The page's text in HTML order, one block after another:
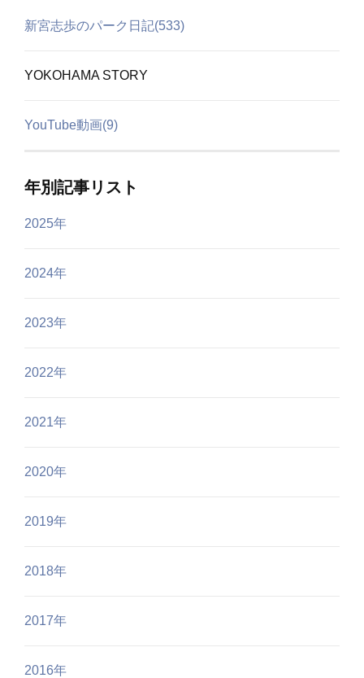
新宮志歩のパーク日記(533)
YOKOHAMA STORY
YouTube動画(9)
年別記事リスト
2025年
2024年
2023年
2022年
2021年
2020年
2019年
2018年
2017年
2016年